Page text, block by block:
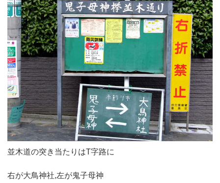
並木道の突き当たりはT字路に
右が大鳥神社,左が鬼子母神